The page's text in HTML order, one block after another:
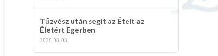
Tűzvész után segít az Ételt az
Életért Egerben
2026-08-03